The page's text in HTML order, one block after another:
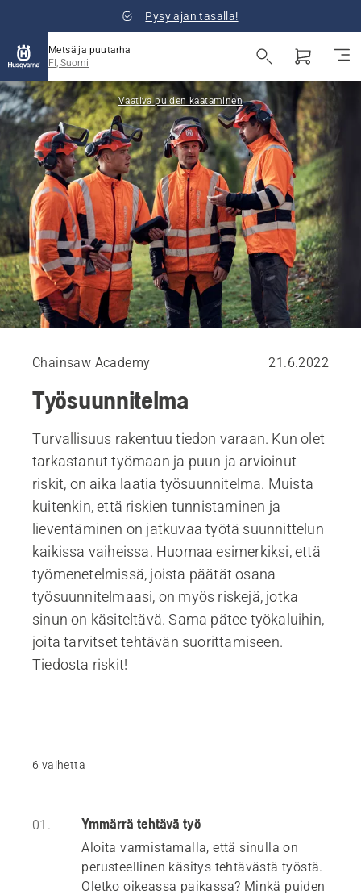
Pysy ajan tasalla!
Metsä ja puutarha
FI, Suomi
Vaativa puiden kaataminen
Chainsaw Academy 21.6.2022
Työsuunnitelma
Turvallisuus rakentuu tiedon varaan. Kun olet
tarkastanut työmaan ja puun ja arvioinut
riskit, on aika laatia työsuunnitelma. Muista
kuitenkin, että riskien tunnistaminen ja
lieventäminen on jatkuvaa työtä suunnittelun
kaikissa vaiheissa. Huomaa esimerkiksi, että
työmenetelmissä, joista päätät osana
työsuunnitelmaasi, on myös riskejä, jotka
sinun on käsiteltävä. Sama pätee työkaluihin,
joita tarvitset tehtävän suorittamiseen.
Tiedosta riskit!
6 vaihetta
01. Ymmärrä tehtävä työ
Aloita varmistamalla, että sinulla on
perusteellinen käsitys tehtävästä työstä.
Oletko oikeassa paikassa? Minkä puiden